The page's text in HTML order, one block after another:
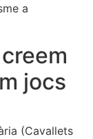
a
jocs
(Cavallets